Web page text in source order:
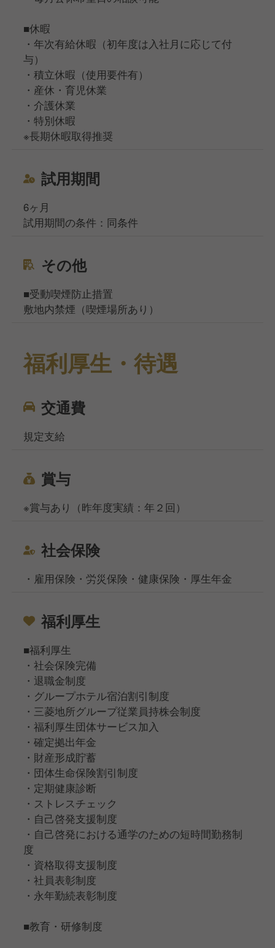
■休暇
・年次有給休暇（初年度は入社月に応じて付
与）
・積立休暇（使用要件有）
・産休・育児休業
・介護休業
・特別休暇
※長期休暇取得推奨
試用期間
6ヶ月
試用期間の条件：同条件
その他
■受動喫煙防止措置
敷地内禁煙（喫煙場所あり）
福利厚生・待遇
交通費
規定支給
賞与
※賞与あり（昨年度実績：年２回）
社会保険
・雇用保険・労災保険・健康保険・厚生年金
福利厚生
■福利厚生
・社会保険完備
・退職金制度
・グループホテル宿泊割引制度
・三菱地所グループ従業員持株会制度
・福利厚生団体サービス加入
・確定拠出年金
・財産形成貯蓄
・団体生命保険割引制度
・定期健康診断
・ストレスチェック
・自己啓発支援制度
・自己啓発における通学のための短時間勤務制
度
・資格取得支援制度
・社員表彰制度
・永年勤続表彰制度
■教育・研修制度